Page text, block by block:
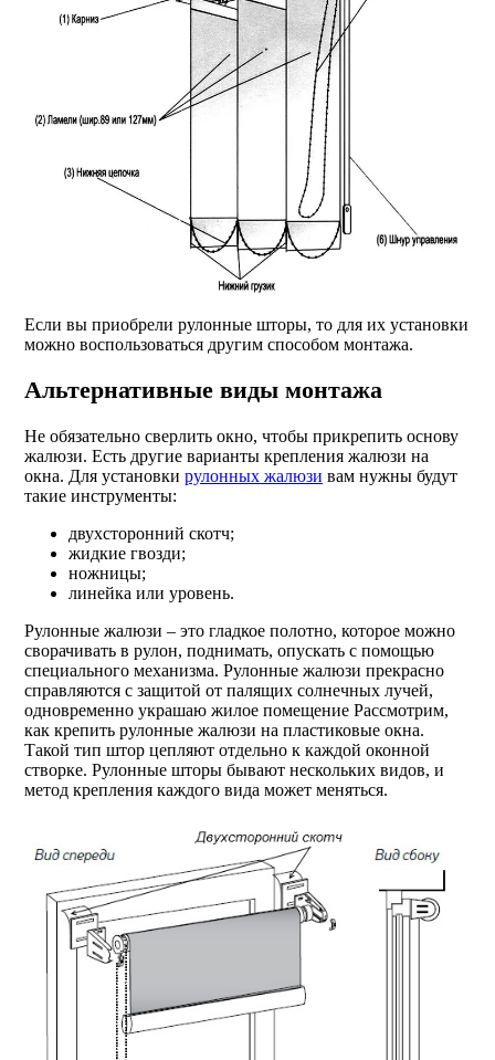
Если вы приобрели рулонные шторы, то для их установки
можно воспользоваться другим способом монтажа.
Альтернативные виды монтажа
Не обязательно сверлить окно, чтобы прикрепить основу
жалюзи. Есть другие варианты крепления жалюзи на
окна. Для установки рулонных жалюзи вам нужны будут
такие инструменты:
двухсторонний скотч;
жидкие гвозди;
ножницы;
линейка или уровень.
Рулонные жалюзи – это гладкое полотно, которое можно
сворачивать в рулон, поднимать, опускать с помощью
специального механизма. Рулонные жалюзи прекрасно
справляются с защитой от палящих солнечных лучей,
одновременно украшаю жилое помещение Рассмотрим,
как крепить рулонные жалюзи на пластиковые окна.
Такой тип штор цепляют отдельно к каждой оконной
створке. Рулонные шторы бывают нескольких видов, и
метод крепления каждого вида может меняться.